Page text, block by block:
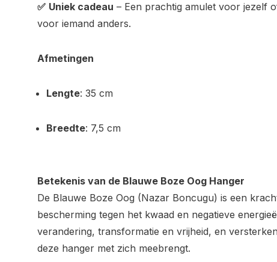
✅ Uniek cadeau – Een prachtig amulet voor jezelf
voor iemand anders.
Afmetingen
Lengte: 35 cm
Breedte: 7,5 cm
Betekenis van de Blauwe Boze Oog Hanger
De Blauwe Boze Oog (Nazar Boncugu) is een
bescherming tegen het kwaad en negatieve
verandering, transformatie en vrijheid, en
deze hanger met zich meebrengt.